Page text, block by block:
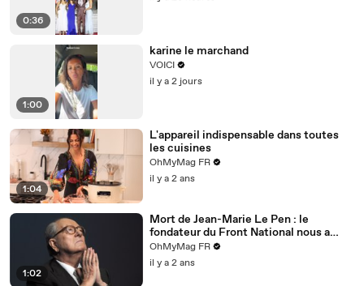
0:36
1:00
karine le marchand
VOICI
il y a 2 jours
1:04
L'appareil indispensable dans toutes
les cuisines
OhMyMag FR
il y a 2 ans
1:02
Mort de Jean-Marie Le Pen : le
fondateur du Front National nous a
quittés à 96 ans
OhMyMag FR
il y a 2 ans